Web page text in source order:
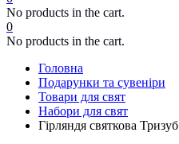
No products in the cart.
0
No products in the cart.
Головна
Подарунки та сувеніри
Товари для свят
Набори для свят
Гірляндя святкова Тризуб